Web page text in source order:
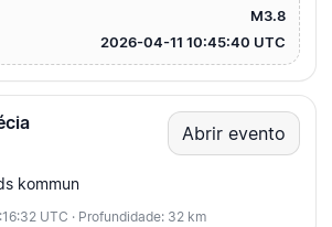
M3.8
2026-04-11 10:45:40 UTC
Abrir evento
kommun
UTC · Profundidade: 32 km